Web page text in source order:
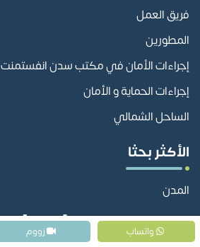
فريق العمل
المطورين
إجراءات الأمان في مكتب سدن انفستمنت
إجراءات الحماية و الأمان
الساحل الشمالي
الأكثر بحثا
المدن
واتساب زووم